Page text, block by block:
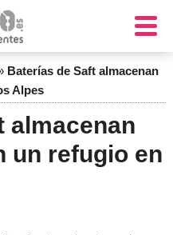
Baterías de Saft almacenan
Alpes
almacenan
un refugio en